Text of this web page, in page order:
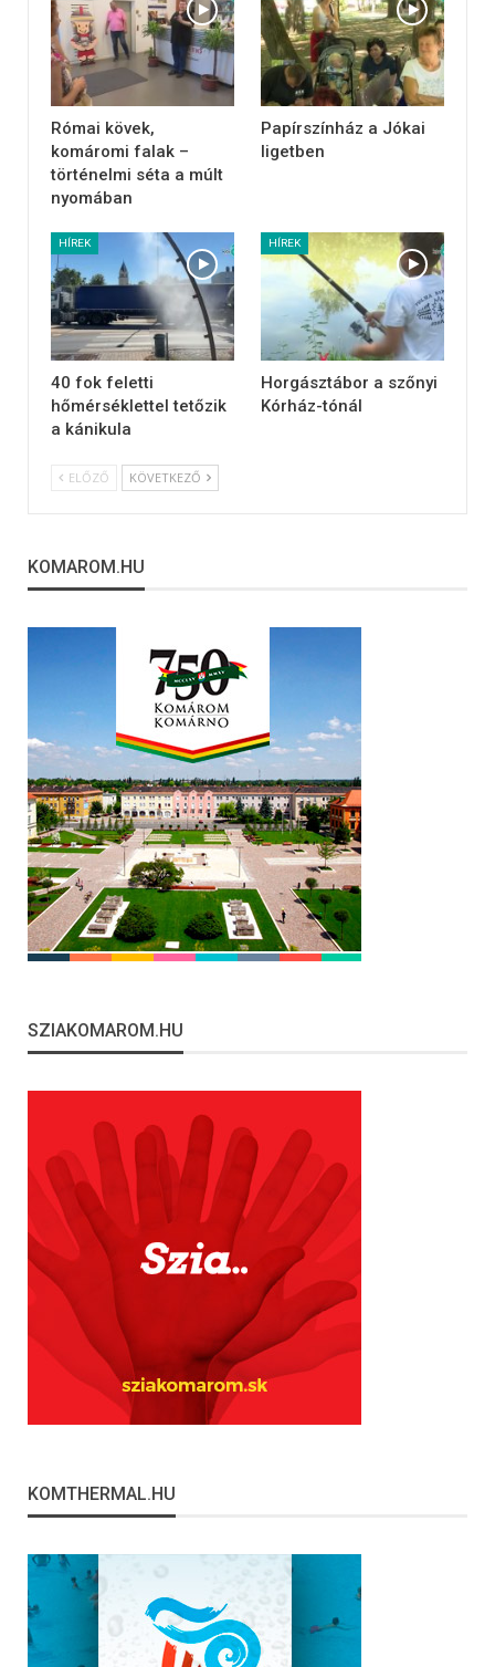
Római kövek,
komáromi falak –
történelmi séta a múlt
nyomában
Papírszínház a Jókai
ligetben
HÍREK
40 fok feletti
hőmérséklettel tetőzik
a kánikula
HÍREK
Horgásztábor a szőnyi
Kórház-tónál
ELŐZŐ KÖVETKEZŐ
KOMAROM.HU
SZIAKOMAROM.HU
KOMTHERMAL.HU